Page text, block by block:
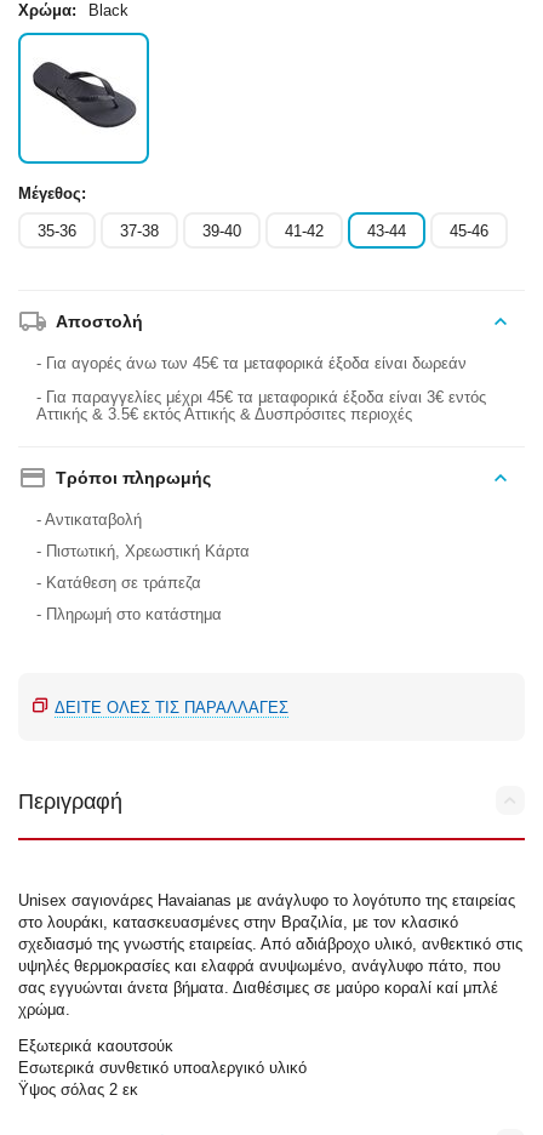
Χρώμα: Black
Μέγεθος:
35-36 37-38 39-40 41-42 43-44 45-46
Αποστολή
- Για αγορές άνω των 45€ τα μεταφορικά έξοδα είναι δωρεάν
- Για παραγγελίες μέχρι 45€ τα μεταφορικά έξοδα είναι 3€ εντός
Αττικής & 3.5€ εκτός Αττικής & Δυσπρόσιτες περιοχές
Τρόποι πληρωμής
- Αντικαταβολή
- Πιστωτική, Χρεωστική Κάρτα
- Κατάθεση σε τράπεζα
- Πληρωμή στο κατάστημα
ΔΕΊΤΕ ΌΛΕΣ ΤΙΣ ΠΑΡΑΛΛΑΓΈΣ
Περιγραφή
Unisex σαγιονάρες Havaianas με ανάγλυφο το λογότυπο της εταιρείας
στο λουράκι, κατασκευασμένες στην Βραζιλία, με τον κλασικό
σχεδιασμό της γνωστής εταιρείας. Από αδιάβροχο υλικό, ανθεκτικό στις
υψηλές θερμοκρασίες και ελαφρά ανυψωμένο, ανάγλυφο πάτο, που
σας εγγυώνται άνετα βήματα. Διαθέσιμες σε μαύρο κοραλί καί μπλέ
χρώμα.
Εξωτερικά καουτσούκ
Εσωτερικά συνθετικό υποαλεργικό υλικό
Ϋψος σόλας 2 εκ